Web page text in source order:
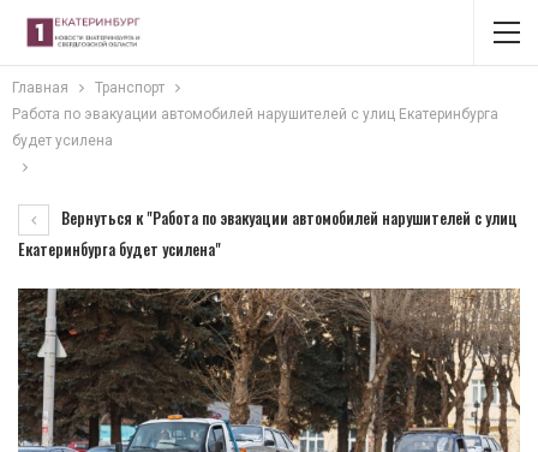
Главная
Транспорт
Работа по эвакуации автомобилей нарушителей с улиц Екатеринбурга
будет усилена
Вернуться к "Работа по эвакуации автомобилей нарушителей с улиц
Екатеринбурга будет усилена"